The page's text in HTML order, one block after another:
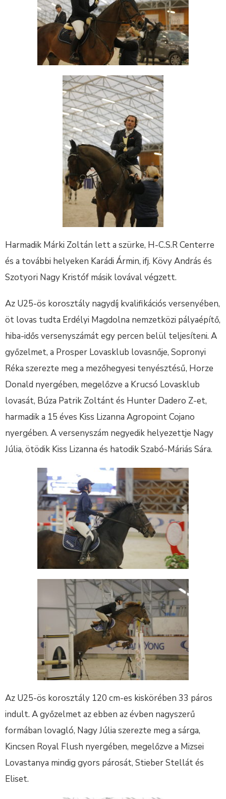
Harmadik Márki Zoltán lett a szürke, H-C.S.R Centerre
és a további helyeken Karádi Ármin, ifj. Kövy András és
Szotyori Nagy Kristóf másik lovával végzett.
Az U25-ös korosztály nagydíj kvalifikációs versenyében,
öt lovas tudta Erdélyi Magdolna nemzetközi pályaépítő,
hiba-idős versenyszámát egy percen belül teljesíteni. A
győzelmet, a Prosper Lovasklub lovasnője, Sopronyi
Réka szerezte meg a mezőhegyesi tenyésztésű, Horze
Donald nyergében, megelőzve a Krucsó Lovasklub
lovasát, Búza Patrik Zoltánt és Hunter Dadero Z-et,
harmadik a 15 éves Kiss Lizanna Agropoint Cojano
nyergében. A versenyszám negyedik helyezettje Nagy
Júlia, ötödik Kiss Lizanna és hatodik Szabó-Máriás Sára.
Az U25-ös korosztály 120 cm-es kiskörében 33 páros
indult. A győzelmet az ebben az évben nagyszerű
formában lovagló, Nagy Júlia szerezte meg a sárga,
Kincsen Royal Flush nyergében, megelőzve a Mizsei
Lovastanya mindig gyors párosát, Stieber Stellát és
Eliset.